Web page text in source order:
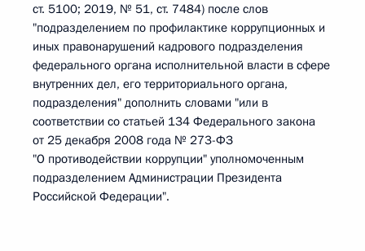
ст. 5100; 2019, № 51, ст. 7484) после слов
"подразделением по профилактике коррупционных и
иных правонарушений кадрового подразделения
федерального органа исполнительной власти в сфере
внутренних дел, его территориального органа,
подразделения" дополнить словами "или в
соответствии со статьей 134 Федерального закона
от 25 декабря 2008 года № 273-ФЗ
"О противодействии коррупции" уполномоченным
подразделением Администрации Президента
Российской Федерации".